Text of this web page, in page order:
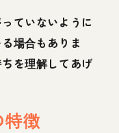
ていないように
場合もありま
を理解してあげ
特徴